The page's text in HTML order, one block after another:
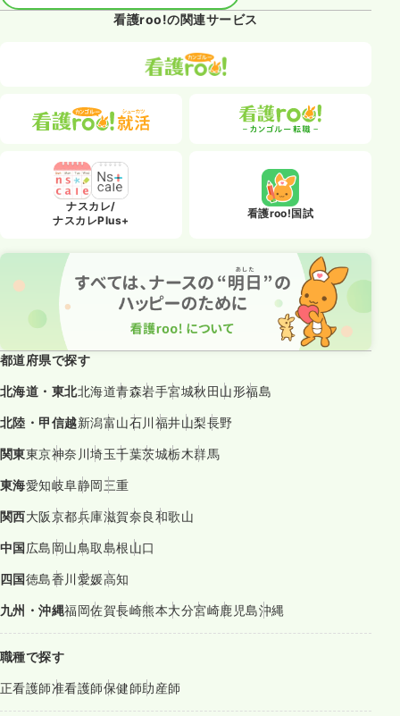
看護roo!の関連サービス
ナスカレ/
ナスカレPlus+
看護roo!国試
都道府県で探す
北海道・東北北海道青森岩手宮城秋田山形福島
北陸・甲信越新潟富山石川福井山梨長野
関東東京神奈川埼玉千葉茨城栃木群馬
東海愛知岐阜静岡三重
関西大阪京都兵庫滋賀奈良和歌山
中国広島岡山鳥取島根山口
四国徳島香川愛媛高知
九州・沖縄福岡佐賀長崎熊本大分宮崎鹿児島沖縄
職種で探す
正看護師准看護師保健師助産師